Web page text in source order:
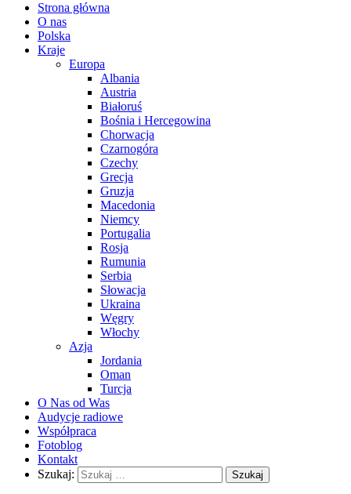
Strona główna
O nas
Polska
Kraje
Europa
Albania
Austria
Białoruś
Bośnia i Hercegowina
Chorwacja
Czarnogóra
Czechy
Grecja
Gruzja
Macedonia
Niemcy
Portugalia
Rosja
Rumunia
Serbia
Słowacja
Ukraina
Węgry
Włochy
Azja
Jordania
Oman
Turcja
O Nas od Was
Audycje radiowe
Współpraca
Fotoblog
Kontakt
Szukaj: